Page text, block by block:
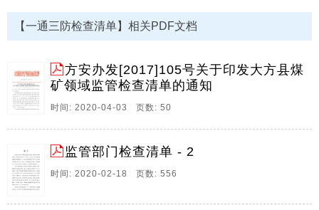
13、冰冻天气常常伴随着急剧的降温、凛冽寒风和/ 或
业陷于停顿。这种灾害随处都有可能发生。 在冰冻天气
较常见的地区，冰冻灾害常常是由于工厂内部的缺陷而
引发的：维修后没有更换保温层，或者门窗封闭不严
等。在不常出现冰冻天气的地方，保温不足或门窗关闭
不严可能会造成水管破裂和水损，或者导致消防喷淋系
统受损和喷淋漏水。 在我国南方很少有冰冻天。
14、 附件4 毕节市煤矿安全周检查清单 时间 检查人人
员 项目 检查内容 存在隐患 问题 检查方式 备注 必查部
分 一 安全管理 1 安全管理机构健全 五职矿长在岗在位
【一通三防检查清单】相关PDF文档
方安办发[2017]105号关于印发大方县煤
矿领域监管检查清单的通知
时间: 2020-04-03 页数: 50
监管部门检查清单 - 2
时间: 2020-02-18 页数: 556